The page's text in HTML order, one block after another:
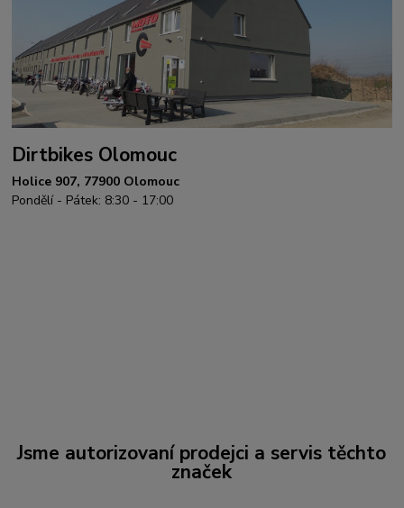
Dirtbikes Olomouc
Holice 907, 77900 Olomouc
Pondělí - Pátek: 8:30 - 17:00
Jsme autorizovaní prodejci a servis těchto
značek